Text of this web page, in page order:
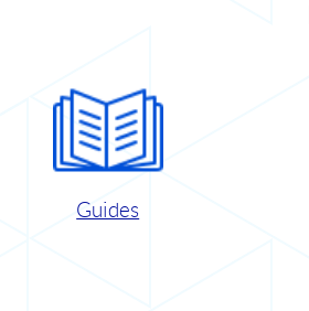
Guides